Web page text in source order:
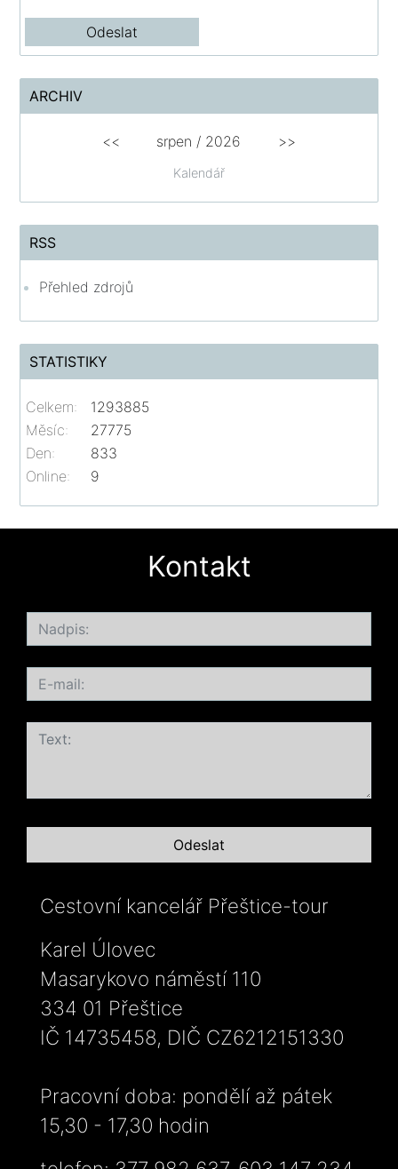
ARCHIV
Kalendář
<< srpen / 2026 >>
RSS
Přehled zdrojů
STATISTIKY
Online: 9
Celkem:
1293885
Měsíc:
27775
Den:
833
Kontakt
Cestovní kancelář Přeštice-tour
Karel Úlovec
Masarykovo náměstí 110
334 01 Přeštice
IČ 14735458, DIČ CZ6212151330
Pracovní doba: pondělí až pátek
15,30 - 17,30 hodin